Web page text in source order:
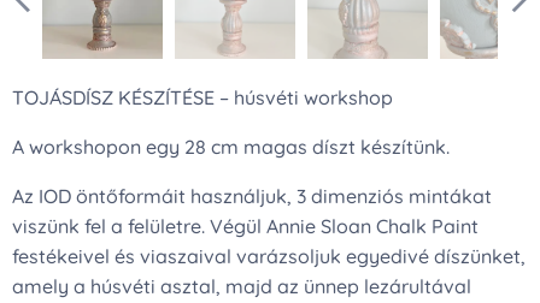
TOJÁSDÍSZ KÉSZÍTÉSE – húsvéti workshop
A workshopon egy 28 cm magas díszt készítünk.
Az IOD öntőformáit használjuk, 3 dimenziós mintákat
viszünk fel a felületre. Végül Annie Sloan Chalk Paint
festékeivel és viaszaival varázsoljuk egyedivé díszünket,
amely a húsvéti asztal, majd az ünnep lezárultával